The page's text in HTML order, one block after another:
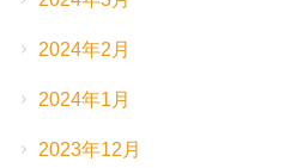
2024年2月
2024年1月
2023年12月